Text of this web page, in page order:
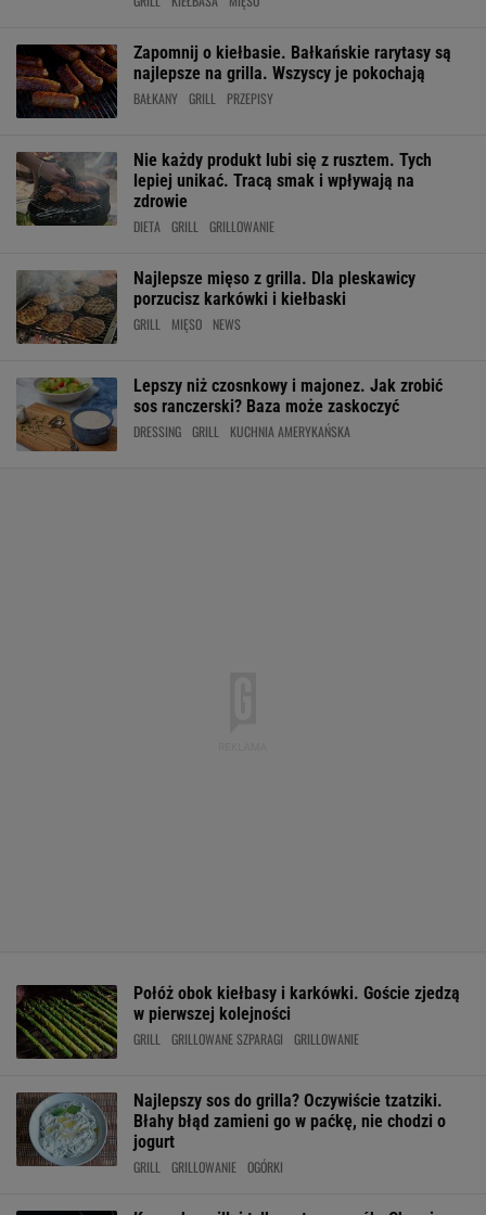
Zapomnij o kiełbasie. Bałkańskie rarytasy są
najlepsze na grilla. Wszyscy je pokochają
BAŁKANY GRILL PRZEPISY
Nie każdy produkt lubi się z rusztem. Tych
lepiej unikać. Tracą smak i wpływają na
zdrowie
DIETA GRILL GRILLOWANIE
Najlepsze mięso z grilla. Dla pleskawicy
porzucisz karkówki i kiełbaski
GRILL MIĘSO NEWS
Lepszy niż czosnkowy i majonez. Jak zrobić
sos ranczerski? Baza może zaskoczyć
DRESSING GRILL KUCHNIA AMERYKAŃSKA
Połóż obok kiełbasy i karkówki. Goście zjedzą
w pierwszej kolejności
GRILL GRILLOWANE SZPARAGI GRILLOWANIE
Najlepszy sos do grilla? Oczywiście tzatziki.
Błahy błąd zamieni go w paćkę, nie chodzi o
jogurt
GRILL GRILLOWANIE OGÓRKI